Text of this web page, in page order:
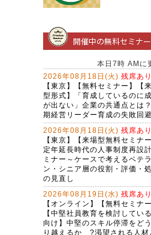
開催中の無料セミナー